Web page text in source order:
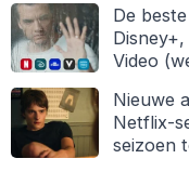
De
Video
Nieuwe
Netflix-
seizoen